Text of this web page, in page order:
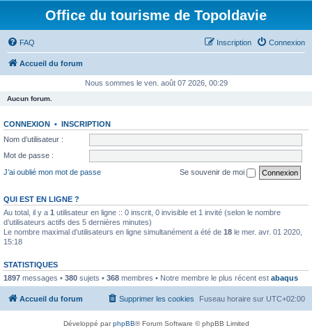
Office du tourisme de Topoldavie
FAQ Connexion
Inscription
Accueil du forum
Nous sommes le ven. août 07 2026, 00:29
Aucun forum.
CONNEXION • INSCRIPTION
Nom d’utilisateur :
Mot de passe :
J’ai oublié mon mot de passe
Se souvenir de moi
QUI EST EN LIGNE ?
Au total, il y a 1 utilisateur en ligne :: 0 inscrit, 0 invisible et 1 invité (selon le nombre
d’utilisateurs actifs des 5 dernières minutes)
Le nombre maximal d’utilisateurs en ligne simultanément a été de 18 le mer. avr. 01 2020,
15:18
STATISTIQUES
1897 messages • 380 sujets • 368 membres • Notre membre le plus récent est abaqus
Accueil du forum Fuseau horaire sur UTC+02:00
Supprimer les cookies
Développé parphpBB® Forum Software © phpBB Limited